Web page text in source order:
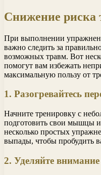
Снижение риска
При выполнении
важно следить за
возможных травм. Вот
помогут вам избежать
максимальную пользу от
1. Разогревайтесь
Начните тренировку с
подготовить свои мышцы
несколько простых
выпады, чтобы пробудить
2. Уделяйте